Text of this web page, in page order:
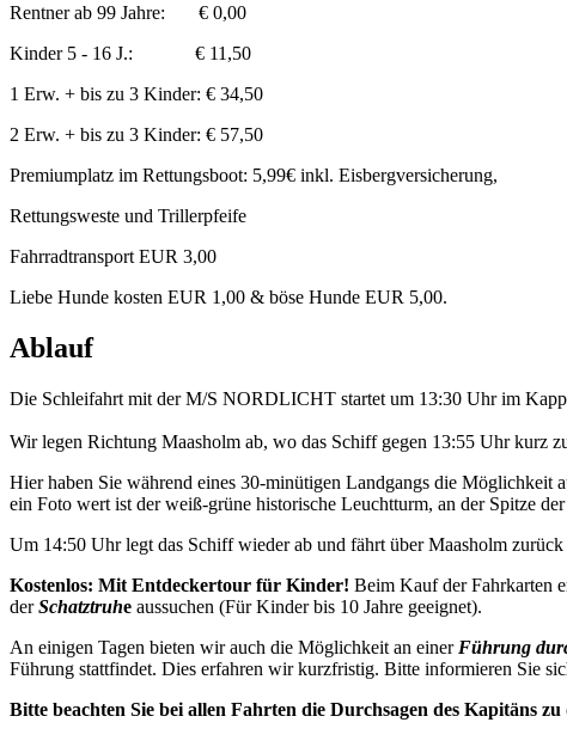
Rentner ab 99 Jahre: € 0,00
Kinder 5 - 16 J.: € 11,50
1 Erw. + bis zu 3 Kinder: € 34,50
2 Erw. + bis zu 3 Kinder: € 57,50
Premiumplatz im Rettungsboot: 5,99€ inkl. Eisbergversicherung,
Rettungsweste und Trillerpfeife
Fahrradtransport EUR 3,00
Liebe Hunde kosten EUR 1,00 & böse Hunde EUR 5,00.
Ablauf
Die Schleifahrt mit der M/S NORDLICHT startet um 13:30 Uhr im
Wir legen Richtung Maasholm ab, wo das Schiff gegen 13:55 Uhr kurz
Hier haben Sie während eines 30-minütigen Landgangs die Möglichkeit
ein Foto wert ist der weiß-grüne historische Leuchtturm, an der Spitze
Um 14:50 Uhr legt das Schiff wieder ab und fährt über Maasholm
Kostenlos: Mit Entdeckertour für Kinder! Beim Kauf der Fahrkarten
der Schatztruhe aussuchen (Für Kinder bis 10 Jahre geeignet).
An einigen Tagen bieten wir auch die Möglichkeit an einer Führung
Führung stattfindet. Dies erfahren wir kurzfristig. Bitte informieren Sie
Bitte beachten Sie bei allen Fahrten die Durchsagen des Kapitäns